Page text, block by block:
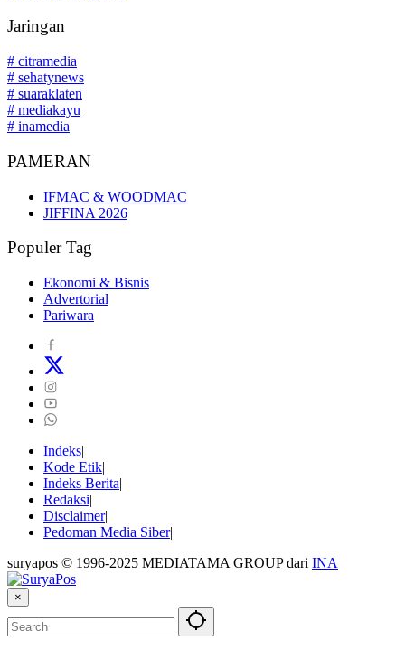
Jaringan
# citramedia
# sehatynews
# suaraklaten
# mediakayu
# inamedia
PAMERAN
IFMAC & WOODMAC
JIFFINA 2026
Populer Tag
Ekonomi & Bisnis
Advertorial
Pariwara
Indeks
Kode Etik
Indeks Berita
Redaksi
Disclaimer
Pedoman Media Siber
suryapos © 1996-2025 MEDIATAMA GROUP dari INA
×